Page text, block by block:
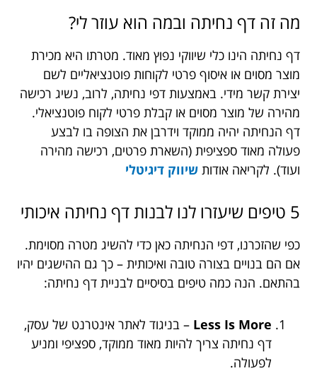
מה זה דף נחיתה ובמה הוא עוזר לי?
דף נחיתה הינו כלי שיווקי נפוץ מאוד. מטרתו היא מכירת
מוצר מסוים או איסוף פרטי לקוחות פוטנציאליים לשם
יצירת קשר מידי. באמצעות דפי נחיתה, לרוב, נשיג רכישה
מהירה של מוצר מסוים או קבלת פרטי לקוח פוטנציאלי.
דף הנחיתה יהיה ממוקד וידרבן את הצופה בו לבצע
פעולה מאוד ספציפית (השארת פרטים, רכישה מהירה
ועוד). לקריאה אודות שיווק דיגיטלי
5 טיפים שיעזרו לנו לבנות דף נחיתה איכותי
כפי שהזכרנו, דפי הנחיתה כאן כדי להשיג מטרה מסוימת.
אם הם בנויים בצורה טובה ואיכותית – כך גם ההישגים יהיו
בהתאם. הנה כמה טיפים בסיסיים לבניית דף נחיתה:
Less Is More – בניגוד לאתר אינטרנט של עסק,
דף נחיתה צריך להיות מאוד ממוקד, ספציפי ומניע
לפעולה.